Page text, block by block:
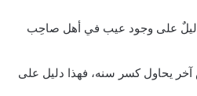
دليلٌ على وجود عيب في أهل صاحِب
يحاول كسر سنه، فهذا دليل على